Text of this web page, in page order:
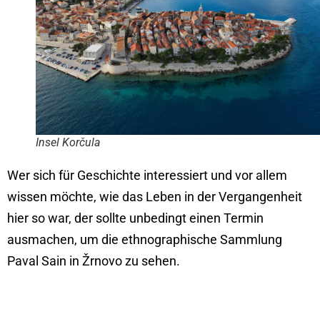
Insel Korčula
Wer sich für Geschichte interessiert und vor allem
wissen möchte, wie das Leben in der Vergangenheit
hier so war, der sollte unbedingt einen Termin
ausmachen, um die ethnographische Sammlung
Paval Sain in Žrnovo zu sehen.